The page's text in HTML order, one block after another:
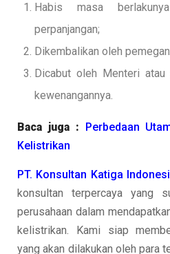
Habis masa
perpanjangan;
Dikembalikan oleh
Dicabut oleh Menteri atau
kewenangannya.
Baca juga : Perbedaan
Kelistrikan
PT. Konsultan Katiga
konsultan terpercaya yang
perusahaan dalam
kelistrikan. Kami siap
yang akan dilakukan oleh para